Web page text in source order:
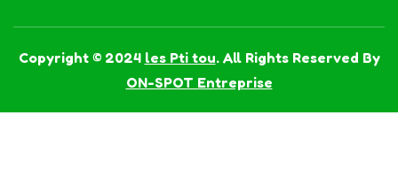
Copyright © 2024 les Pti tou. All Rights Reserved By
ON-SPOT Entreprise